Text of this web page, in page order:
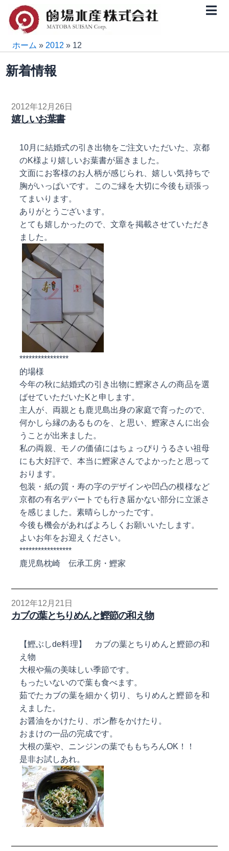
ッ
ホーム » 2012 » 12
新着情報
2012年12月26日
嬉しいお葉書
10月に結婚式の引き出物をご注文いただいた、京都
のK様より嬉しいお葉書が届きました。
文面にお客様のお人柄が感じられ、嬉しい気持ちで
胸がいっぱいです。このご縁を大切に今後も頑張っ
てまいります。
ありがとうございます。
とても嬉しかったので、文章を掲載させていただき
ました。
****************
的場様
今年の秋に結婚式の引き出物に鰹家さんの商品を選
ばせていただいたKと申します。
主人が、両親とも鹿児島出身の家庭で育ったので、
何かしら縁のあるものを、と思い、鰹家さんに出会
うことが出来ました。
私の両親、モノの価値にはちょっぴりうるさい祖母
にも大好評で、本当に鰹家さんでよかったと思って
おります。
包装・紙の質・寿の字のデザインや凹凸の模様など
京都の有名デパートでも行き届かない部分に立派さ
を感じました。素晴らしかったです。
今後も機会があればよろしくお願いいたします。
よいお年をお迎えください。
*****************
鹿児島枕崎 伝承工房・鰹家
2012年12月21日
カブの葉とちりめんと鰹節の和え物
【鰹ぶしde料理】 カブの葉とちりめんと鰹節の和
え物
大根や蕪の美味しい季節です。
もったいないので葉も食べます。
茹でたカブの葉を細かく切り、ちりめんと鰹節を和
えました。
お醤油をかけたり、ポン酢をかけたり。
おまけの一品の完成です。
大根の葉や、ニンジンの葉でももちろんOK！！
是非お試しあれ。